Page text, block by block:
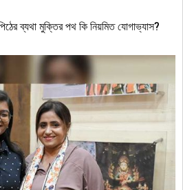
ব্যথা মুক্তির পথ কি নিয়মিত যোগাভ্যাস?